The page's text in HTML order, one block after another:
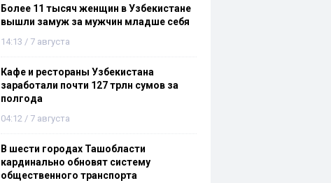
Более 11 тысяч женщин в Узбекистане
вышли замуж за мужчин младше себя
14:13 / 7 августа
Кафе и рестораны Узбекистана
заработали почти 127 трлн сумов за
полгода
04:12 / 7 августа
В шести городах Ташобласти
кардинально обновят систему
общественного транспорта